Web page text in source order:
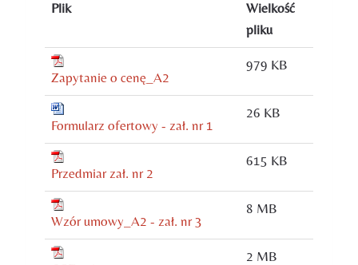
Plik
Wielkość
pliku
Zapytanie o cenę_A2
979 KB
Formularz ofertowy - zał. nr 1
26 KB
Przedmiar zał. nr 2
615 KB
Wzór umowy_A2 - zał. nr 3
8 MB
2 MB